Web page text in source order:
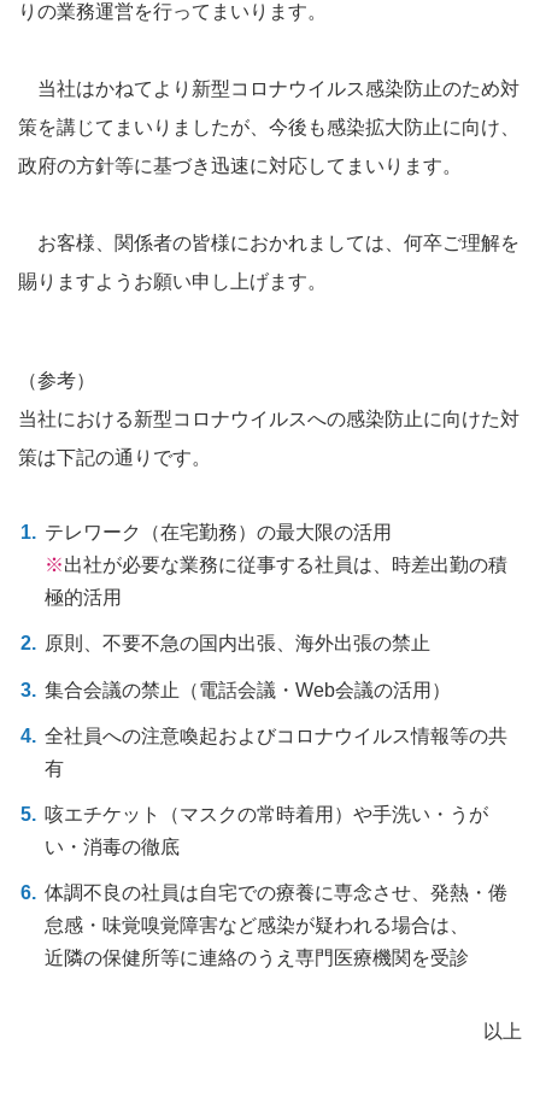
りの業務運営を行ってまいります。
当社はかねてより新型コロナウイルス感染防止のため対
策を講じてまいりましたが、今後も感染拡大防止に向け、
政府の方針等に基づき迅速に対応してまいります。
お客様、関係者の皆様におかれましては、何卒ご理解を
賜りますようお願い申し上げます。
（参考）
当社における新型コロナウイルスへの感染防止に向けた対
策は下記の通りです。
テレワーク（在宅勤務）の最大限の活用
出社が必要な業務に従事する社員は、時差出勤の積
極的活用
原則、不要不急の国内出張、海外出張の禁止
集合会議の禁止（電話会議・Web会議の活用）
全社員への注意喚起およびコロナウイルス情報等の共
有
咳エチケット（マスクの常時着用）や手洗い・うが
い・消毒の徹底
体調不良の社員は自宅での療養に専念させ、発熱・倦
怠感・味覚嗅覚障害など感染が疑われる場合は、
近隣の保健所等に連絡のうえ専門医療機関を受診
以上